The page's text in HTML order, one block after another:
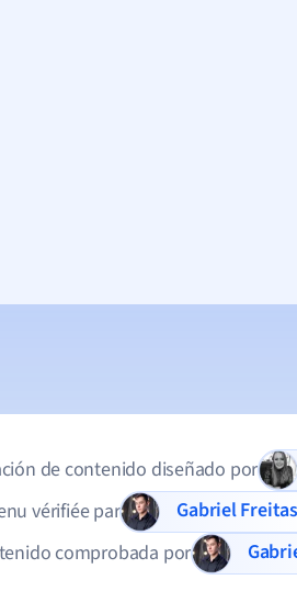
de contenido diseñado por
vérifiée par
Gabriel Freitas
comprobada por